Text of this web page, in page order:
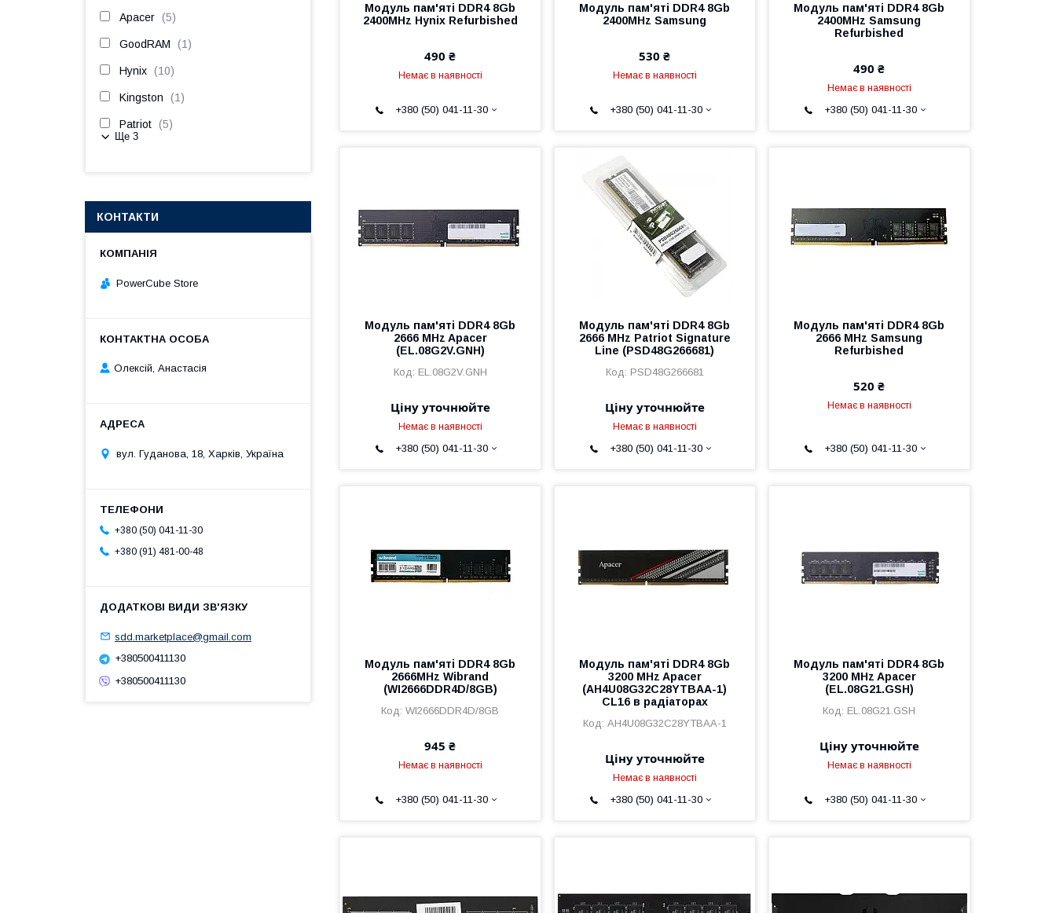
Модуль пам'яті DDR4 8Gb
2400MHz Hynix Refurbished
490 ₴
Немає в наявності
+380 (50) 041-11-30
Модуль пам'яті DDR4 8Gb
2400MHz Samsung
530 ₴
Немає в наявності
+380 (50) 041-11-30
Модуль пам'яті DDR4 8Gb
2400MHz Samsung
Refurbished
490 ₴
Немає в наявності
+380 (50) 041-11-30
Модуль пам'яті DDR4 8Gb
2666 MHz Apacer
(EL.08G2V.GNH)
EL.08G2V.GNH
Ціну уточнюйте
Немає в наявності
+380 (50) 041-11-30
Модуль пам'яті DDR4 8Gb
2666 MHz Patriot Signature
Line (PSD48G266681)
PSD48G266681
Ціну уточнюйте
Немає в наявності
+380 (50) 041-11-30
Модуль пам'яті DDR4 8Gb
2666 MHz Samsung
Refurbished
520 ₴
Немає в наявності
+380 (50) 041-11-30
Модуль пам'яті DDR4 8Gb
2666MHz Wibrand
(WI2666DDR4D/8GB)
WI2666DDR4D/8GB
945 ₴
Немає в наявності
+380 (50) 041-11-30
Модуль пам'яті DDR4 8Gb
3200 MHz Apacer
(AH4U08G32C28YTBAA-1)
CL16 в радіаторах
AH4U08G32C28YTBAA-1
Ціну уточнюйте
Немає в наявності
+380 (50) 041-11-30
Модуль пам'яті DDR4 8Gb
3200 MHz Apacer
(EL.08G21.GSH)
EL.08G21.GSH
Ціну уточнюйте
Немає в наявності
+380 (50) 041-11-30
Apacer 5
GoodRAM 1
Hynix 10
Kingston 1
Patriot 5
Ще 3
КОНТАКТИ
PowerCube Store
Олексій, Анастасія
вул. Гуданова, 18, Харків, Україна
+380 (50) 041-11-30
+380 (91) 481-00-48
sdd.marketplace@gmail.com
+380500411130
+380500411130